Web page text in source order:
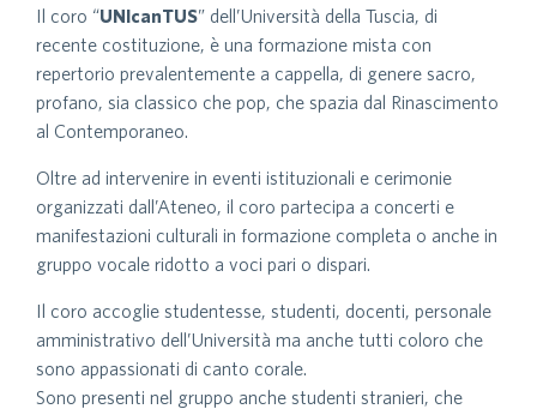
Il coro “UNIcanTUS” dell’Università della Tuscia, di
recente costituzione, è una formazione mista con
repertorio prevalentemente a cappella, di genere sacro,
profano, sia classico che pop, che spazia dal Rinascimento
al Contemporaneo.
Oltre ad intervenire in eventi istituzionali e cerimonie
organizzati dall’Ateneo, il coro partecipa a concerti e
manifestazioni culturali in formazione completa o anche in
gruppo vocale ridotto a voci pari o dispari.
Il coro accoglie studentesse, studenti, docenti, personale
amministrativo dell’Università ma anche tutti coloro che
sono appassionati di canto corale.
Sono presenti nel gruppo anche studenti stranieri, che